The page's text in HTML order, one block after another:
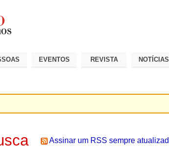
EVENTOS REVISTA NOTÍCIAS
Assinar um RSS sempre